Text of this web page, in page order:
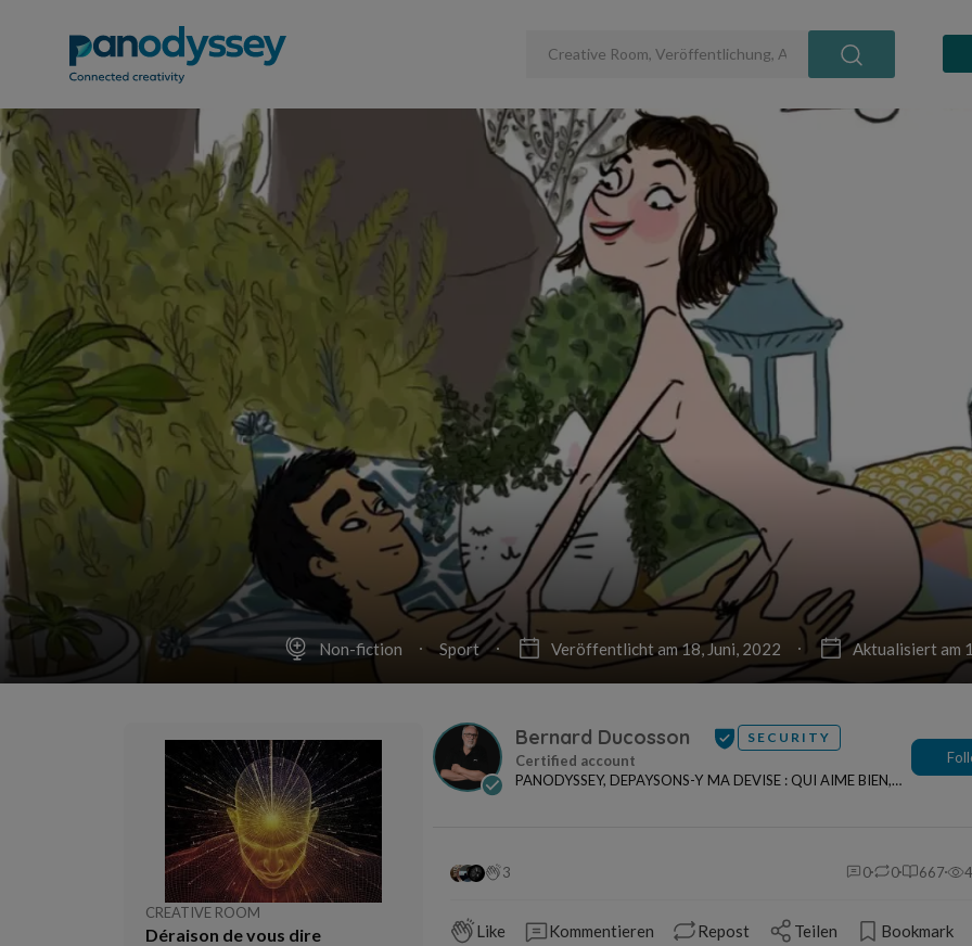
Non-fiction Sport Veröffentlicht am 18, Juni, 2022 Aktualisiert am
CREATIVE ROOM
Déraison de vous dire
Bernard Ducosson SECURITY
PANODYSSEY, DEPAYSONS-Y MA DEVISE : QUI AIME BIEN,
3 0 0 667
Like Kommentieren Repost Teilen Bookmark